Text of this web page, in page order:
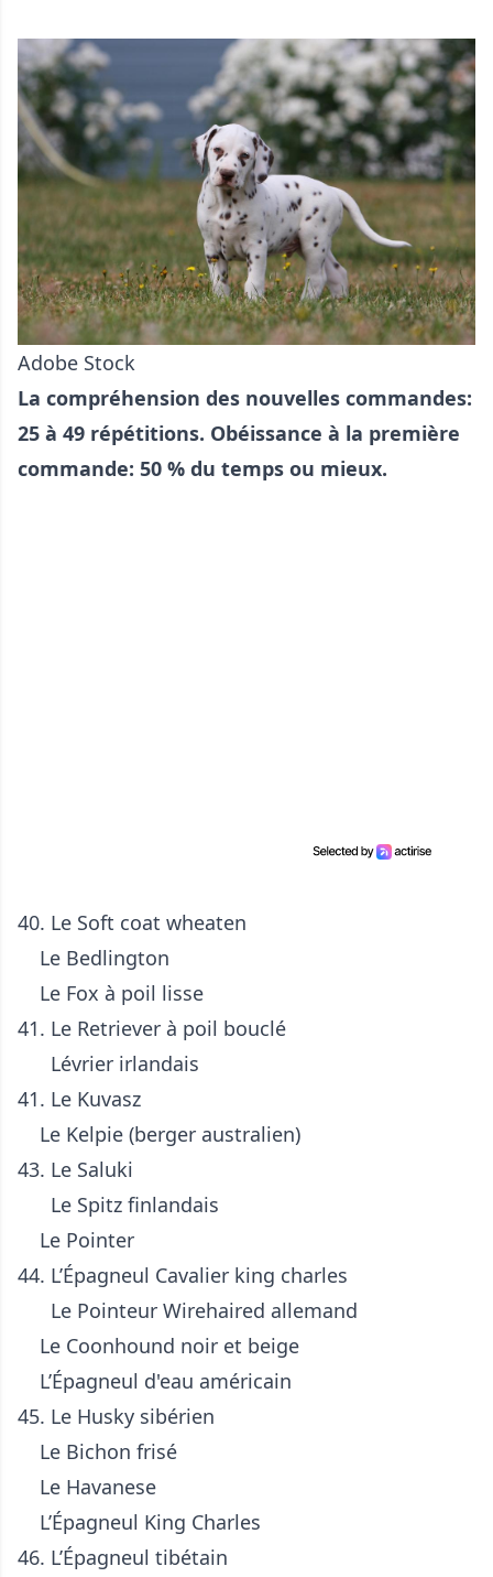
Adobe Stock
La compréhension des nouvelles commandes:
25 à 49 répétitions. Obéissance à la première
commande: 50 % du temps ou mieux.
40. Le Soft coat wheaten
Le Bedlington
Le Fox à poil lisse
41. Le Retriever à poil bouclé
Lévrier irlandais
41. Le Kuvasz
Le Kelpie (berger australien)
43. Le Saluki
Le Spitz finlandais
Le Pointer
44. L’Épagneul Cavalier king charles
Le Pointeur Wirehaired allemand
Le Coonhound noir et beige
L’Épagneul d'eau américain
45. Le Husky sibérien
Le Bichon frisé
Le Havanese
L’Épagneul King Charles
46. L’Épagneul tibétain